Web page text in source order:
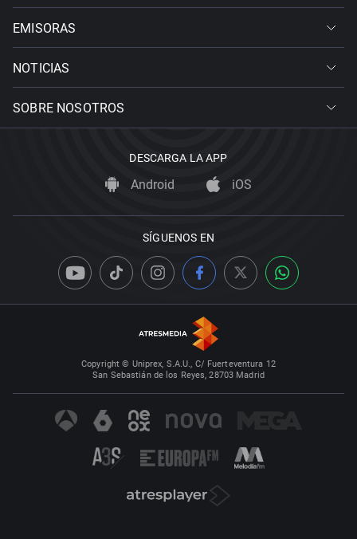
EMISORAS
NOTICIAS
SOBRE NOSOTROS
DESCARGA LA APP
Android iOS
SÍGUENOS EN
Copyright © Uniprex, S.A.U., C/ Fuerteventura 12
San Sebastián de los Reyes, 28703 Madrid